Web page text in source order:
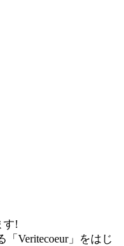
す!
Veritecoeur」をはじ